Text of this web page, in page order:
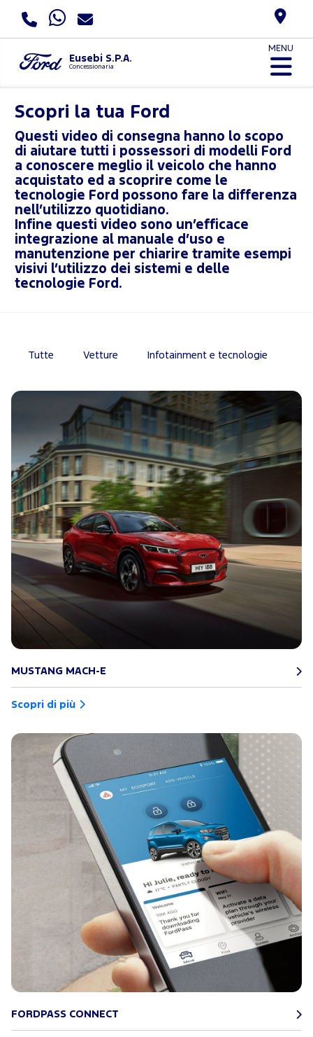
Eusebi S.P.A.
Concessionaria
MENU
Scopri la tua Ford
Questi video di consegna hanno lo scopo
di aiutare tutti i possessori di modelli Ford
a conoscere meglio il veicolo che hanno
acquistato ed a scoprire come le
tecnologie Ford possono fare la differenza
nell’utilizzo quotidiano.
Infine questi video sono un’efficace
integrazione al manuale d’uso e
manutenzione per chiarire tramite esempi
visivi l’utilizzo dei sistemi e delle
tecnologie Ford.
Tutte Vetture Infotainment e tecnologie
MUSTANG MACH-E
Scopri di più
FORDPASS CONNECT